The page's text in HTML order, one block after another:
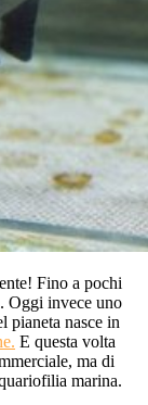
Fino a pochi
Oggi invece uno
pianeta nasce in
E questa volta
ma di
marina.